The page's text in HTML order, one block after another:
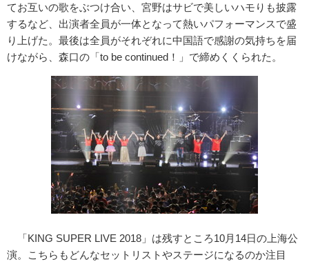
てお互いの歌をぶつけ合い、宮野はサビで美しいハモりも披露
するなど、出演者全員が一体となって熱いパフォーマンスで盛
り上げた。最後は全員がそれぞれに中国語で感謝の気持ちを届
けながら、森口の「to be continued！」で締めくくられた。
「KING SUPER LIVE 2018」は残すところ10月14日の上海公
演。こちらもどんなセットリストやステージになるのか注目